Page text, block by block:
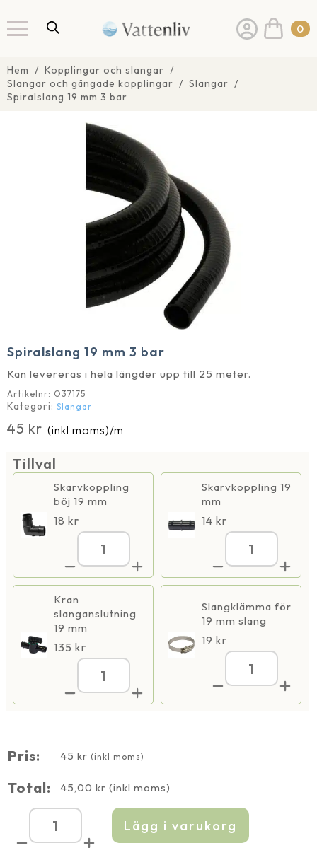
0
Hem
Kopplingar och slangar
Slangar och gängade kopplingar
Slangar
Spiralslang 19 mm 3 bar
Spiralslang 19 mm 3 bar
Kan levereras i hela längder upp till 25 meter.
Artikelnr: O37175
Kategori: Slangar
45 kr (inkl moms)/m
Tillval
Skarvkoppling
böj 19 mm
18 kr
Spiralslang
19
mm
3
mängd
Skarvkoppling 19
mm
14 kr
Spiralslang
19
mm
3
mängd
Kran
slanganslutning
19 mm
135 kr
Spiralslang
19
mm
Slangklämma för
19 mm slang
19 kr
Spiralslang
19
3
Pris: 45 kr (inkl moms)
Total: 45,00 kr (inkl moms)
Spiralslang
19
Lägg i varukorg